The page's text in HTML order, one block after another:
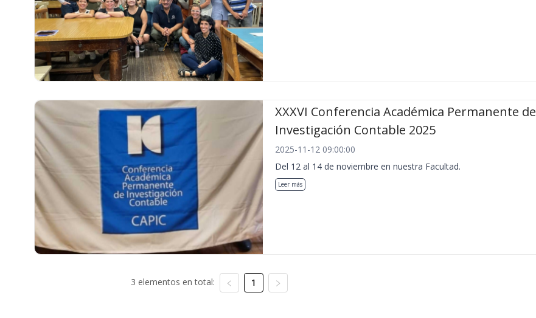
XXXVI Conferencia Académica Permanente de
Investigación Contable 2025
2025-11-12 09:00:00
Del 12 al 14 de noviembre en nuestra Facultad.
Leer más
3 elementos en total: 1